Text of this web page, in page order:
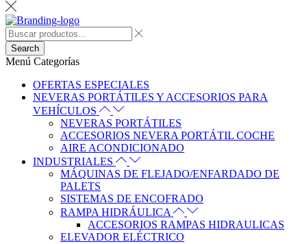
Search
Menú Categorías
OFERTAS ESPECIALES
NEVERAS PORTÁTILES Y ACCESORIOS PARA
VEHÍCULOS
NEVERAS PORTÁTILES
ACCESORIOS NEVERA PORTÁTIL COCHE
AIRE ACONDICIONADO
INDUSTRIALES
MÁQUINAS DE FLEJADO/ENFARDADO DE
PALETS
SISTEMAS DE ENCOFRADO
RAMPA HIDRÁULICA
ACCESORIOS RAMPAS HIDRAULICAS
ELEVADOR ELÉCTRICO